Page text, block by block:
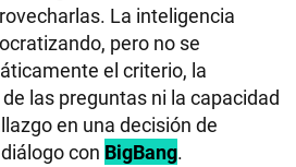
La inteligencia
pero no se
el criterio, la
las preguntas ni la capacidad
en una decisión de
con BigBang.